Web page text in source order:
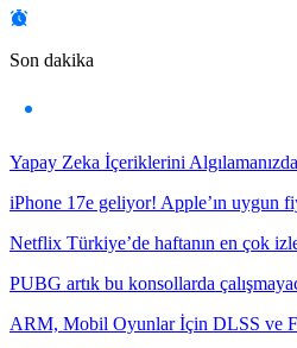
Son dakika
Yapay Zeka İçeriklerini
iPhone 17e geliyor! Apple’ın uygun
Netflix Türkiye’de haftanın en çok
PUBG artık bu konsollarda
ARM, Mobil Oyunlar İçin DLSS ve